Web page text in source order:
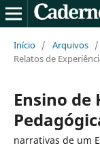
Início / Arquivos /
Relatos de
Ensino de
narrativas de um